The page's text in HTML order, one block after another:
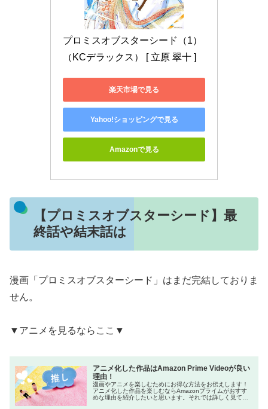
プロミスオブスターシード（1）
（KCデラックス） [ 立原 翠十 ]
楽天市場で見る
Yahoo!ショッピングで見る
Amazonで見る
【プロミスオブスターシード】最
終話や結末話は
漫画「プロミスオブスターシード」はまだ完結しておりま
せん。
▼アニメを見るならここ▼
アニメ化した作品はAmazon Prime Videoが良い
理由！
漫画やアニメを楽しむためにお得な方法をお伝えします！
アニメ化した作品を楽しむならAmazonプライムがおすす
めな理由を紹介したいと思います。それでは詳しく見てい